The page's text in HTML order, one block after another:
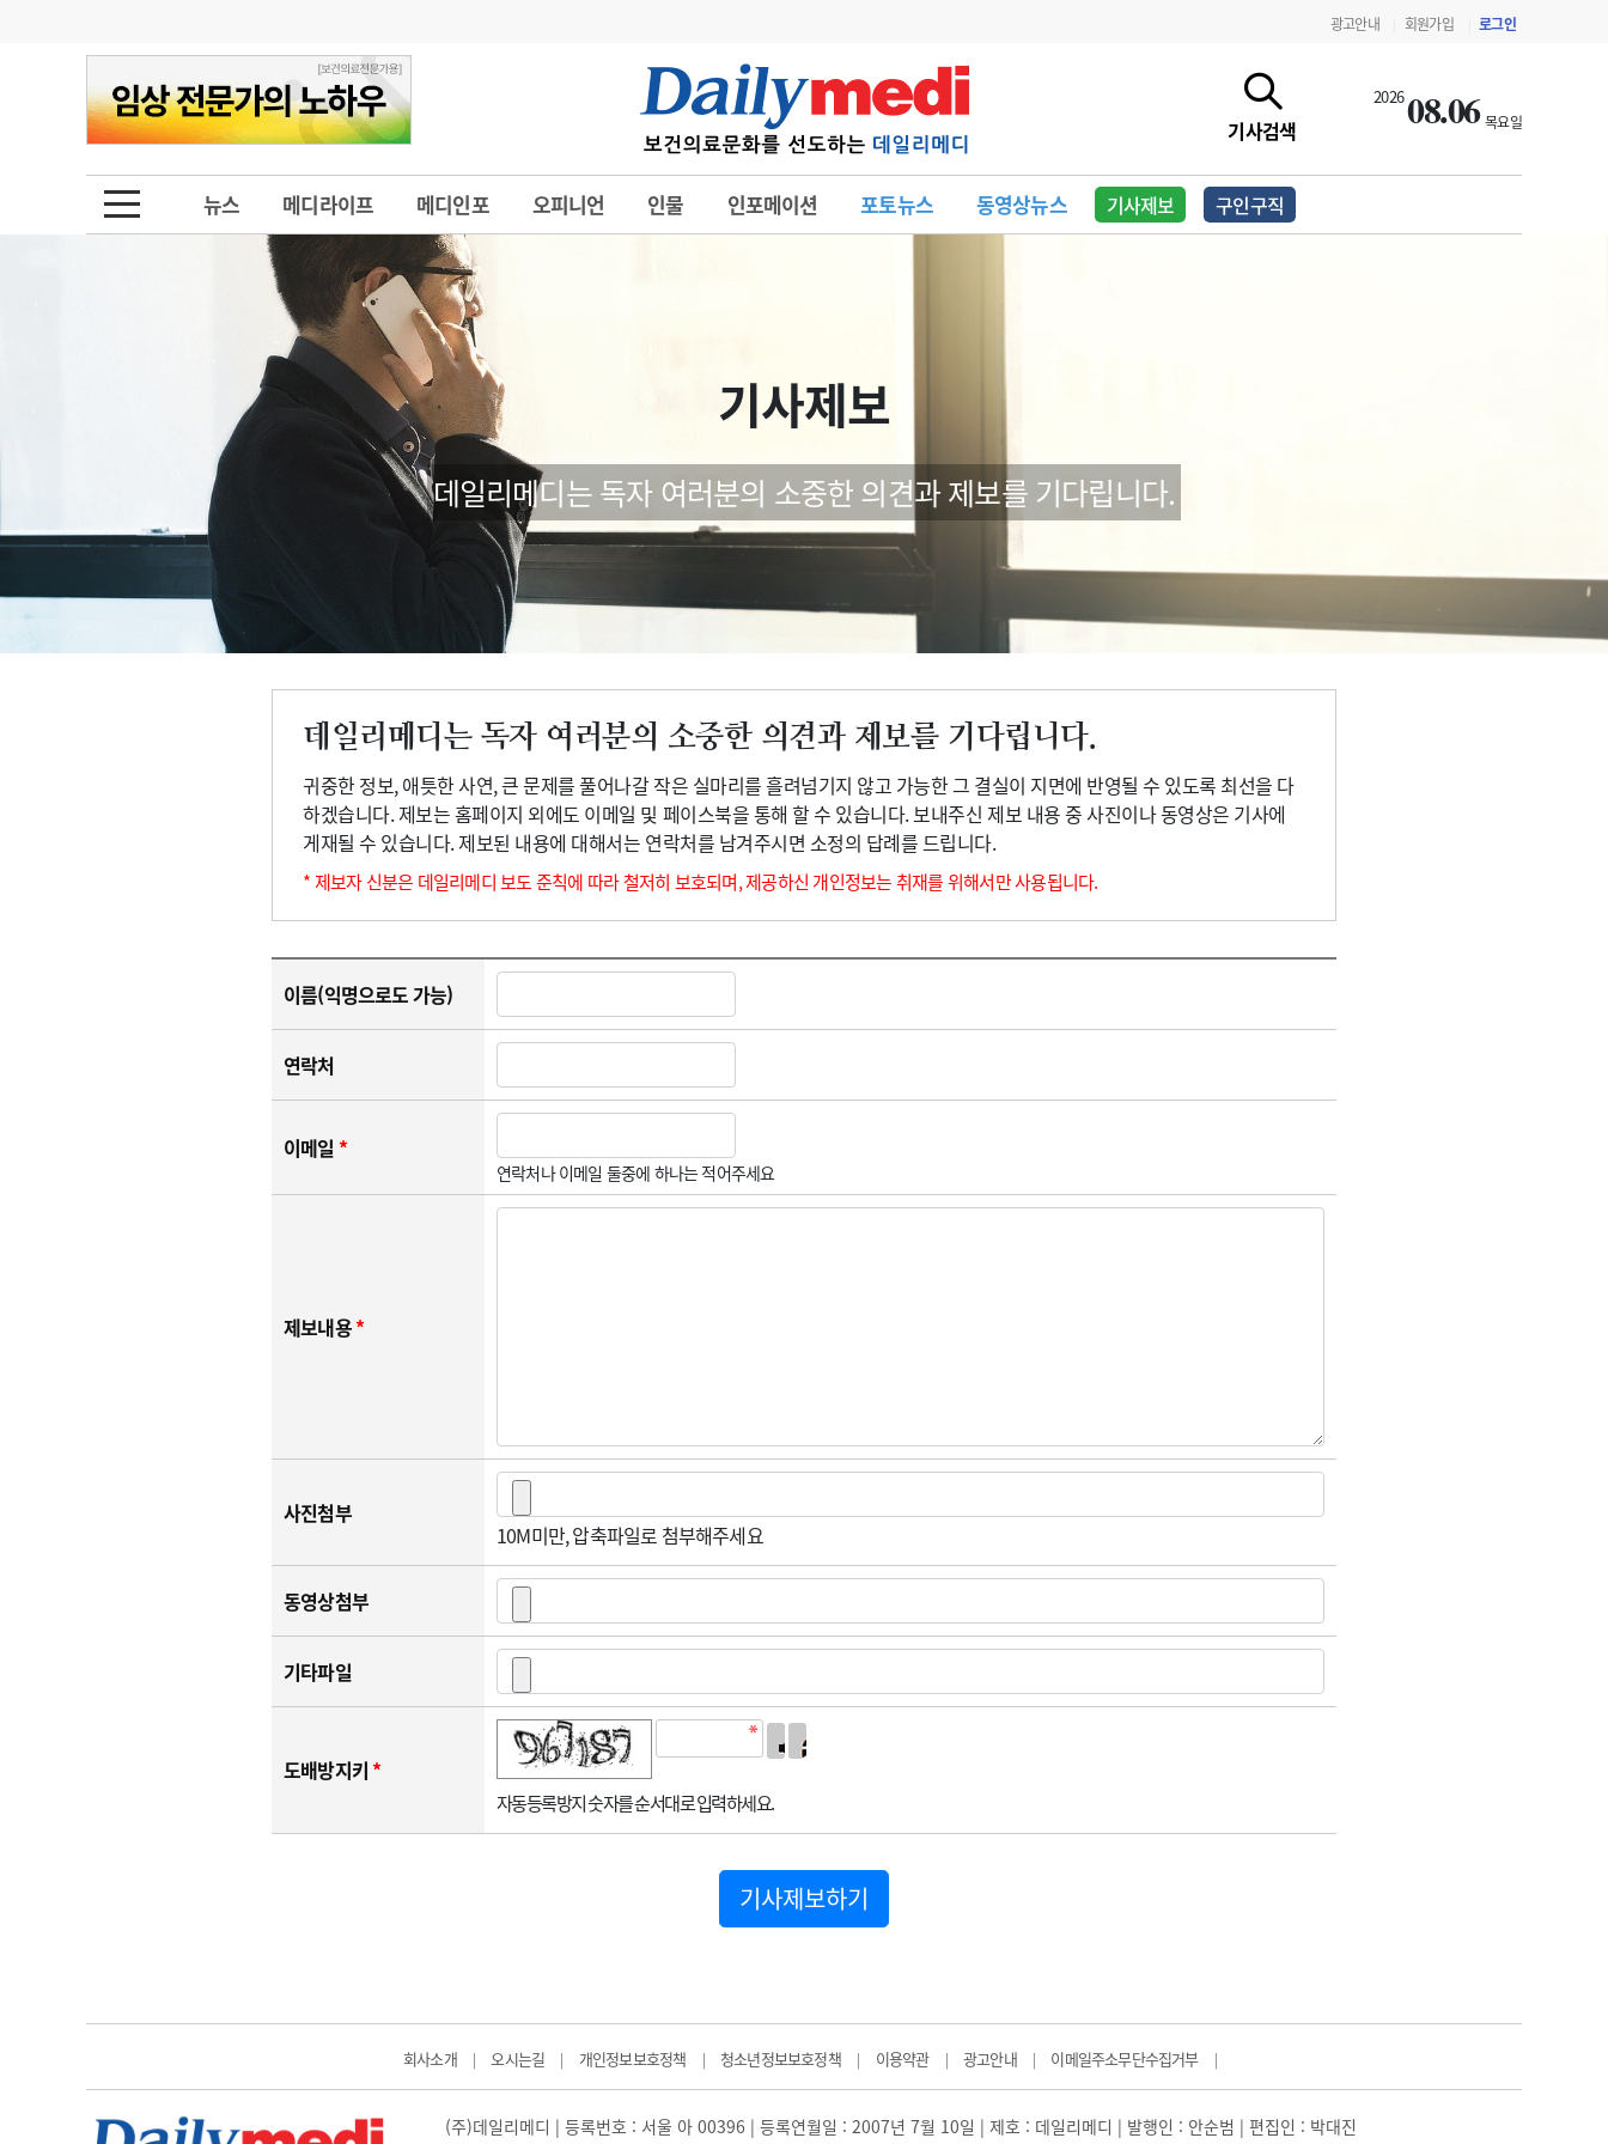
광고안내 회원가입 로그인
기사검색
202608.06 목요일
뉴스 메디라이프 메디인포 오피니언 인물 인포메이션 포토뉴스 동영상뉴스 기사제보 구인구직
금주의 검색어
1
의사인력 수급 추계
2
성분명 처방
3
AI의료
4
전공의 모집 결과
의사국시 합격률
6
관리급여 실시
의과대학 입시
10 약가인하
인사 사고
오피니언 칼럼 수첩
인물 초대석 피플
포토뉴스
지역병원 중소병원
행정처분 판례
학회·연수강좌 학회/연수강좌 행사
법적고지
기사제보
데일리메디는 독자 여러분의 소중한 의견과 제보를 기다립니다.
데일리메디는 독자 여러분의 소중한 의견과 제보를 기다립니다.
귀중한 정보, 애틋한 사연, 큰 문제를 풀어나갈 작은 실마리를 흘려넘기지 않고 가능한 그 결실이 지면에 반영될 수 있도록 최선을 다
하겠습니다. 제보는 홈페이지 외에도 이메일 및 페이스북을 통해 할 수 있습니다. 보내주신 제보 내용 중 사진이나 동영상은 기사에
게재될 수 있습니다. 제보된 내용에 대해서는 연락처를 남겨주시면 소정의 답례를 드립니다.
* 제보자 신분은 데일리메디 보도 준칙에 따라 철저히 보호되며, 제공하신 개인정보는 취재를 위해서만 사용됩니다.
이름(익명으로도 가능)
연락처
이메일 *
연락처나 이메일 둘중에 하나는 적어주세요
제보내용*
사진첨부
10M미만, 압축파일로 첨부해주세요
동영상첨부
기타파일
도배방지키 *
자동등록방지 숫자를 순서대로 입력하세요.
기사제보하기
회사소개 | 오시는길 | 개인정보보호정책 | 청소년정보보호정책 | 이용약관 | 광고안내 | 이메일주소무단수집거부 |
(주)데일리메디 | 등록번호 : 서울 아 00396 | 등록연월일 : 2007년 7월 10일 | 제호 : 데일리메디 | 발행인 : 안순범 | 편집인 : 박대진